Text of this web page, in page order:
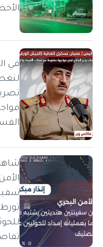
في